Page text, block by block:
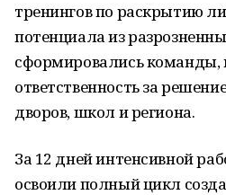
тренингов по раскрытию
потенциала из
сформировались команды,
ответственность за
дворов, школ и региона.
За 12 дней интенсивной
освоили полный цикл